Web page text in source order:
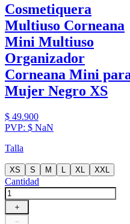
Cosmetiquera
Multiuso Corneana
Mini Multiuso
Organizador
Corneana Mini
Mujer Negro XS
$ 49.900
PVP: $ NaN
Talla
XS S M XL XXL
Cantidad
＋
－